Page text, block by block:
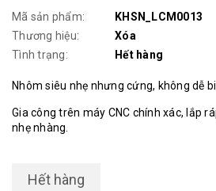
Mã sản phẩm:
KHSN_LCM0013
Thương hiệu:
Xóa
Tình trạng:
Hết hàng
Nhôm siêu nhẹ nhưng cứng, không dễ
Gia công trên máy CNC chính xác, lắp
nhẹ nhàng.
Hết hàng